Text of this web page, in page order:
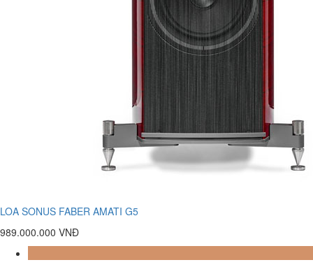
LOA SONUS FABER AMATI G5
989.000.000 VNĐ